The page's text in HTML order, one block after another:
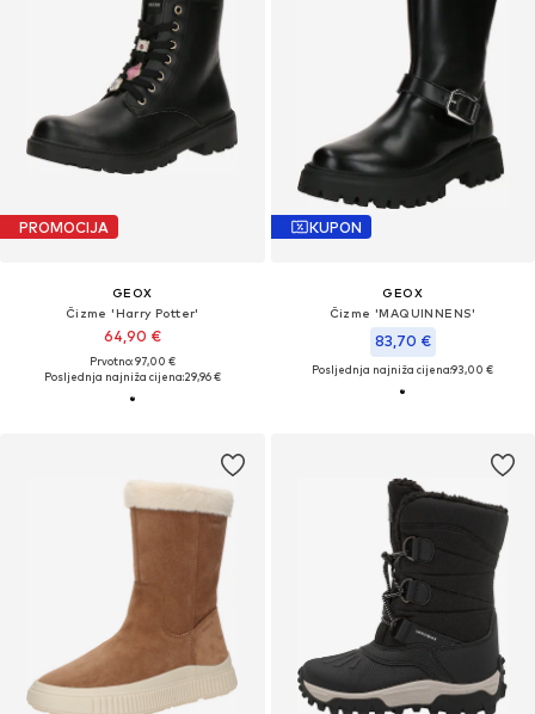
PROMOCIJA
GEOX
Čizme 'Harry Potter'
64,90 €
Prvotno: 97,00 €
Posljednja najniža cijena:29,96 €
KUPON
GEOX
Čizme 'MAQUINNENS'
83,70 €
Posljednja najniža cijena:93,00 €